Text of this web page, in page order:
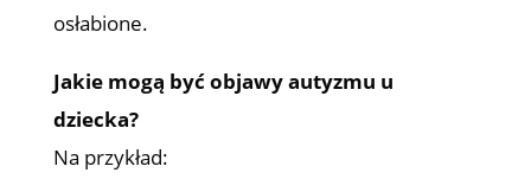
osłabione.
Jakie mogą być objawy autyzmu u
dziecka?
Na przykład: